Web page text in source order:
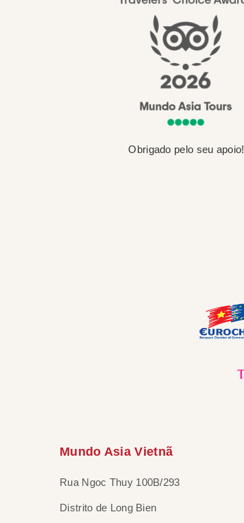
Obrigado pelo seu apoio!
Mundo Asia Vietnã
Rua Ngoc Thuy 100B/293
Distrito de Long Bien